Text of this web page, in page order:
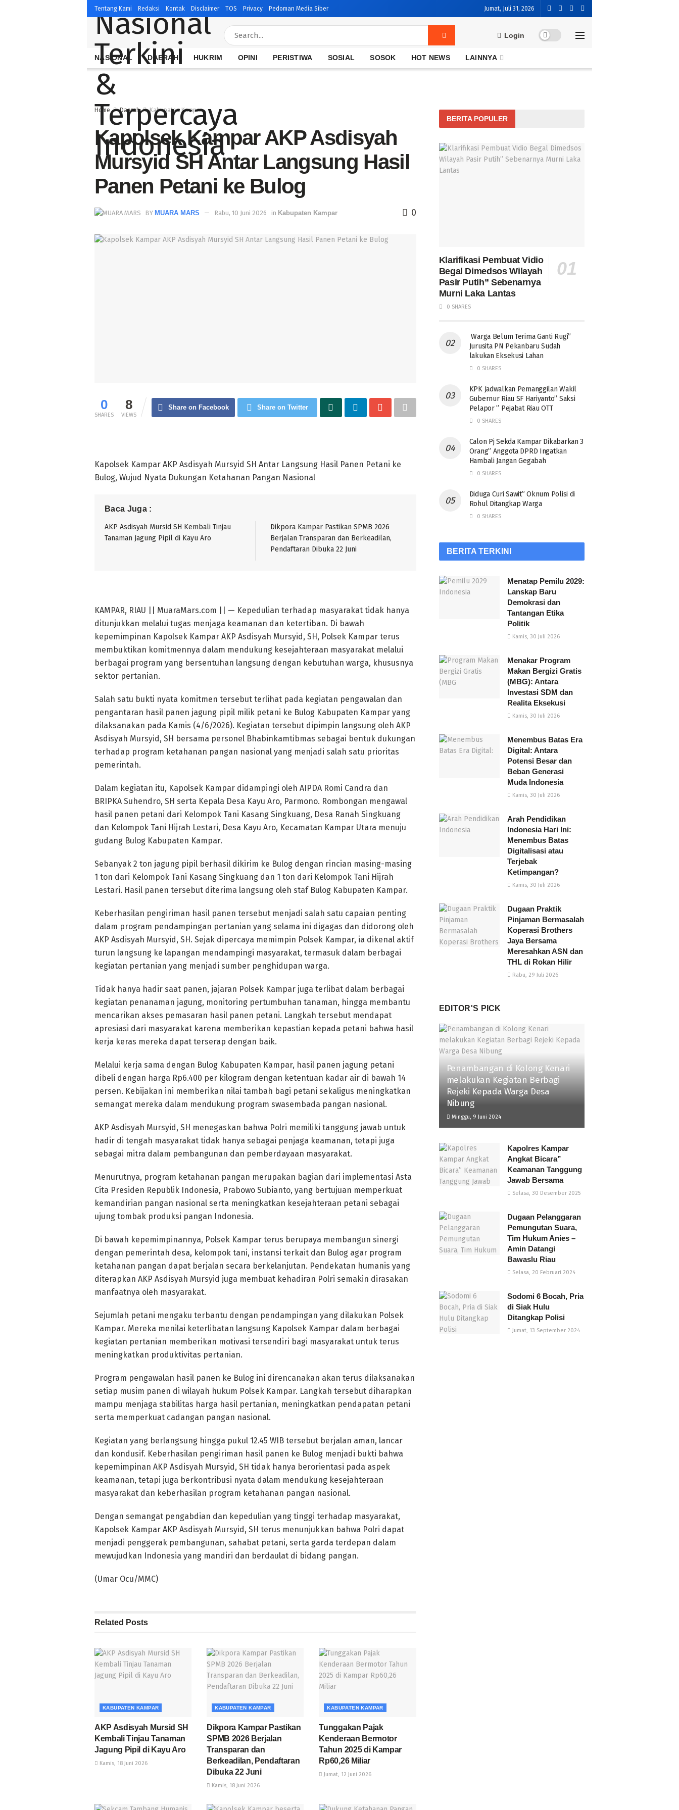
Tentang Kami Redaksi Kontak Disclaimer TOS Privacy Pedoman Media Siber Jumat, Juli 31, 2026
Login
NASIONAL DAERAH HUKRIM OPINI PERISTIWA SOSIAL SOSOK HOT NEWS LAINNYA
Home Daerah Kabupaten Kampar
Kapolsek Kampar AKP Asdisyah
Mursyid SH Antar Langsung Hasil
Panen Petani ke Bulog
BY MUARA MARS Rabu, 10 Juni 2026 in Kabupaten Kampar 0
0
SHARES
8
VIEWS
Share on Facebook Share on Twitter
Kapolsek Kampar AKP Asdisyah Mursyid SH Antar Langsung Hasil Panen Petani ke
Bulog, Wujud Nyata Dukungan Ketahanan Pangan Nasional
Baca Juga :
AKP Asdisyah Mursid SH Kembali Tinjau
Tanaman Jagung Pipil di Kayu Aro
Dikpora Kampar Pastikan SPMB 2026
Berjalan Transparan dan Berkeadilan,
Pendaftaran Dibuka 22 Juni
KAMPAR, RIAU || MuaraMars.com || — Kepedulian terhadap masyarakat tidak hanya
ditunjukkan melalui tugas menjaga keamanan dan ketertiban. Di bawah
kepemimpinan Kapolsek Kampar AKP Asdisyah Mursyid, SH, Polsek Kampar terus
membuktikan komitmennya dalam mendukung kesejahteraan masyarakat melalui
berbagai program yang bersentuhan langsung dengan kebutuhan warga, khususnya
sektor pertanian.
Salah satu bukti nyata komitmen tersebut terlihat pada kegiatan pengawalan dan
pengantaran hasil panen jagung pipil milik petani ke Bulog Kabupaten Kampar yang
dilaksanakan pada Kamis (4/6/2026). Kegiatan tersebut dipimpin langsung oleh AKP
Asdisyah Mursyid, SH bersama personel Bhabinkamtibmas sebagai bentuk dukungan
terhadap program ketahanan pangan nasional yang menjadi salah satu prioritas
pemerintah.
Dalam kegiatan itu, Kapolsek Kampar didampingi oleh AIPDA Romi Candra dan
BRIPKA Suhendro, SH serta Kepala Desa Kayu Aro, Parmono. Rombongan mengawal
hasil panen petani dari Kelompok Tani Kasang Singkuang, Desa Ranah Singkuang
dan Kelompok Tani Hijrah Lestari, Desa Kayu Aro, Kecamatan Kampar Utara menuju
gudang Bulog Kabupaten Kampar.
Sebanyak 2 ton jagung pipil berhasil dikirim ke Bulog dengan rincian masing-masing
1 ton dari Kelompok Tani Kasang Singkuang dan 1 ton dari Kelompok Tani Hijrah
Lestari. Hasil panen tersebut diterima langsung oleh staf Bulog Kabupaten Kampar.
Keberhasilan pengiriman hasil panen tersebut menjadi salah satu capaian penting
dalam program pendampingan pertanian yang selama ini digagas dan didorong oleh
AKP Asdisyah Mursyid, SH. Sejak dipercaya memimpin Polsek Kampar, ia dikenal aktif
turun langsung ke lapangan mendampingi masyarakat, termasuk dalam berbagai
kegiatan pertanian yang menjadi sumber penghidupan warga.
Tidak hanya hadir saat panen, jajaran Polsek Kampar juga terlibat dalam berbagai
kegiatan penanaman jagung, monitoring pertumbuhan tanaman, hingga membantu
mencarikan akses pemasaran hasil panen petani. Langkah tersebut mendapat
apresiasi dari masyarakat karena memberikan kepastian kepada petani bahwa hasil
kerja keras mereka dapat terserap dengan baik.
Melalui kerja sama dengan Bulog Kabupaten Kampar, hasil panen jagung petani
dibeli dengan harga Rp6.400 per kilogram dengan ketentuan kadar air di bawah 14
persen. Kebijakan ini memberikan nilai tambah bagi petani sekaligus meningkatkan
semangat mereka dalam mendukung program swasembada pangan nasional.
AKP Asdisyah Mursyid, SH menegaskan bahwa Polri memiliki tanggung jawab untuk
hadir di tengah masyarakat tidak hanya sebagai penjaga keamanan, tetapi juga
sebagai mitra dalam pembangunan dan pemberdayaan masyarakat.
Menurutnya, program ketahanan pangan merupakan bagian dari implementasi Asta
Cita Presiden Republik Indonesia, Prabowo Subianto, yang bertujuan memperkuat
kemandirian pangan nasional serta meningkatkan kesejahteraan petani sebagai
ujung tombak produksi pangan Indonesia.
Di bawah kepemimpinannya, Polsek Kampar terus berupaya membangun sinergi
dengan pemerintah desa, kelompok tani, instansi terkait dan Bulog agar program
ketahanan pangan dapat berjalan secara berkelanjutan. Pendekatan humanis yang
diterapkan AKP Asdisyah Mursyid juga membuat kehadiran Polri semakin dirasakan
manfaatnya oleh masyarakat.
Sejumlah petani mengaku terbantu dengan pendampingan yang dilakukan Polsek
Kampar. Mereka menilai keterlibatan langsung Kapolsek Kampar dalam berbagai
kegiatan pertanian memberikan motivasi tersendiri bagi masyarakat untuk terus
meningkatkan produktivitas pertanian.
Program pengawalan hasil panen ke Bulog ini direncanakan akan terus dilaksanakan
setiap musim panen di wilayah hukum Polsek Kampar. Langkah tersebut diharapkan
mampu menjaga stabilitas harga hasil pertanian, meningkatkan pendapatan petani
serta memperkuat cadangan pangan nasional.
Kegiatan yang berlangsung hingga pukul 12.45 WIB tersebut berjalan aman, lancar
dan kondusif. Keberhasilan pengiriman hasil panen ke Bulog menjadi bukti bahwa
kepemimpinan AKP Asdisyah Mursyid, SH tidak hanya berorientasi pada aspek
keamanan, tetapi juga berkontribusi nyata dalam mendukung kesejahteraan
masyarakat dan keberhasilan program ketahanan pangan nasional.
Dengan semangat pengabdian dan kepedulian yang tinggi terhadap masyarakat,
Kapolsek Kampar AKP Asdisyah Mursyid, SH terus menunjukkan bahwa Polri dapat
menjadi penggerak pembangunan, sahabat petani, serta garda terdepan dalam
mewujudkan Indonesia yang mandiri dan berdaulat di bidang pangan.
(Umar Ocu/MMC)
Related Posts
KABUPATEN KAMPAR
AKP Asdisyah Mursid SH
Kembali Tinjau Tanaman
Jagung Pipil di Kayu Aro
Kamis, 18 Juni 2026
KABUPATEN KAMPAR
Dikpora Kampar Pastikan
SPMB 2026 Berjalan
Transparan dan
Berkeadilan, Pendaftaran
Dibuka 22 Juni
Kamis, 18 Juni 2026
KABUPATEN KAMPAR
Tunggakan Pajak
Kenderaan Bermotor
Tahun 2025 di Kampar
Rp60,26 Miliar
Jumat, 12 Juni 2026
BERITA POPULER
Klarifikasi Pembuat Vidio
Begal Dimedsos Wilayah
Pasir Putih” Sebenarnya
Murni Laka Lantas
0 SHARES
Warga Belum Terima Ganti Rugi”
Jurusita PN Pekanbaru Sudah
lakukan Eksekusi Lahan
0 SHARES
KPK Jadwalkan Pemanggilan Wakil
Gubernur Riau SF Hariyanto” Saksi
Pelapor ” Pejabat Riau OTT
0 SHARES
Calon Pj Sekda Kampar Dikabarkan 3
Orang” Anggota DPRD Ingatkan
Hambali Jangan Gegabah
0 SHARES
Diduga Curi Sawit” Oknum Polisi di
Rohul Ditangkap Warga
0 SHARES
BERITA TERKINI
Menatap Pemilu 2029:
Lanskap Baru
Demokrasi dan
Tantangan Etika
Politik
Kamis, 30 Juli 2026
Menakar Program
Makan Bergizi Gratis
(MBG): Antara
Investasi SDM dan
Realita Eksekusi
Kamis, 30 Juli 2026
Menembus Batas Era
Digital: Antara
Potensi Besar dan
Beban Generasi
Muda Indonesia
Kamis, 30 Juli 2026
Arah Pendidikan
Indonesia Hari Ini:
Menembus Batas
Digitalisasi atau
Terjebak
Ketimpangan?
Kamis, 30 Juli 2026
Dugaan Praktik
Pinjaman Bermasalah
Koperasi Brothers
Jaya Bersama
Meresahkan ASN dan
THL di Rokan Hilir
Rabu, 29 Juli 2026
EDITOR'S PICK
Penambangan di Kolong Kenari
melakukan Kegiatan Berbagi
Rejeki Kepada Warga Desa
Nibung
Minggu, 9 Juni 2024
Kapolres Kampar
Angkat Bicara”
Keamanan Tanggung
Jawab Bersama
Selasa, 30 Desember 2025
Dugaan Pelanggaran
Pemungutan Suara,
Tim Hukum Anies –
Amin Datangi
Bawaslu Riau
Selasa, 20 Februari 2024
Sodomi 6 Bocah, Pria
di Siak Hulu
Ditangkap Polisi
Jumat, 13 September 2024